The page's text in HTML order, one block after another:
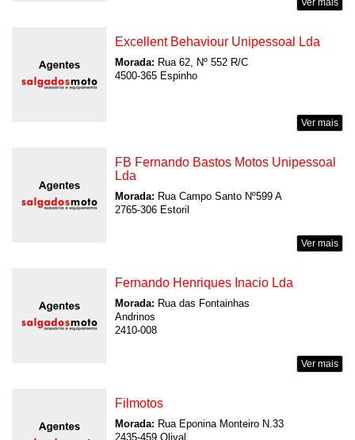
Ver mais
Excellent Behaviour Unipessoal Lda
Morada: Rua 62, Nº 552 R/C
4500-365 Espinho
Ver mais
FB Fernando Bastos Motos Unipessoal
Lda
Morada: Rua Campo Santo Nº599 A
2765-306 Estoril
Ver mais
Fernando Henriques Inacio Lda
Morada: Rua das Fontainhas
Andrinos
2410-008
Ver mais
Filmotos
Morada: Rua Eponina Monteiro N.33
2435-459 Olival